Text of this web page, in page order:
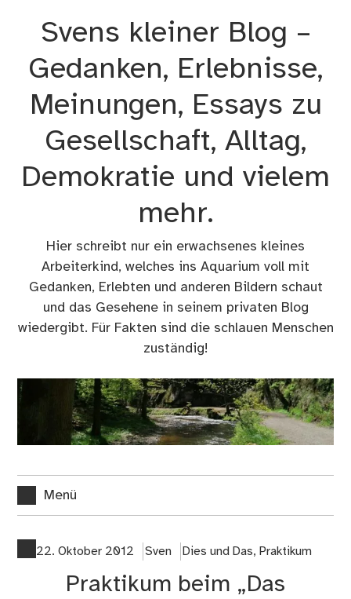
Svens kleiner Blog –
Gedanken, Erlebnisse,
Meinungen, Essays zu
Gesellschaft, Alltag,
Demokratie und vielem
mehr.
Hier schreibt nur ein erwachsenes kleines
Arbeiterkind, welches ins Aquarium voll mit
Gedanken, Erlebten und anderen Bildern schaut
und das Gesehene in seinem privaten Blog
wiedergibt. Für Fakten sind die schlauen Menschen
zuständig!
Menü
22. Oktober 2012 Sven Dies und Das, Praktikum
Praktikum beim „Das